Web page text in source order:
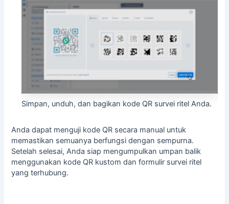
Simpan, unduh, dan bagikan kode QR survei ritel Anda.
Anda dapat menguji kode QR secara manual untuk
memastikan semuanya berfungsi dengan sempurna.
Setelah selesai, Anda siap mengumpulkan umpan balik
menggunakan kode QR kustom dan formulir survei ritel
yang terhubung.